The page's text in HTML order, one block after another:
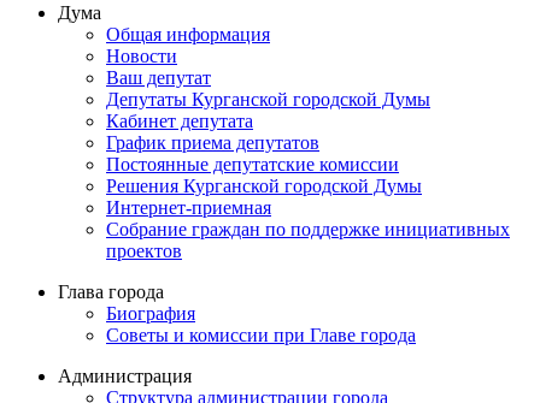
Дума
Общая информация
Новости
Ваш депутат
Депутаты Курганской городской Думы
Кабинет депутата
График приема депутатов
Постоянные депутатские комиссии
Решения Курганской городской Думы
Интернет-приемная
Собрание граждан по поддержке инициативных
проектов
Глава города
Биография
Советы и комиссии при Главе города
Администрация
Структура администрации города